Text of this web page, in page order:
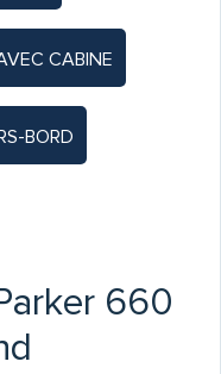
CABINE
BORD
660